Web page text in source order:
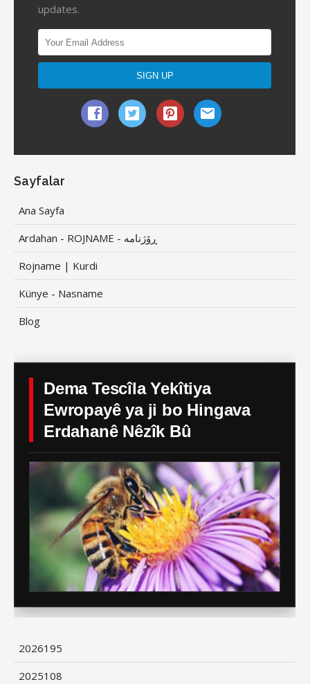
updates.
Sayfalar
Ana Sayfa
Ardahan - ROJNAME - ڕۆژنامە
Rojname | Kurdi
Künye - Nasname
Blog
Dema Tescîla Yekîtiya
Ewropayê ya ji bo Hingava
Erdahanê Nêzîk Bû
2026195
2025108